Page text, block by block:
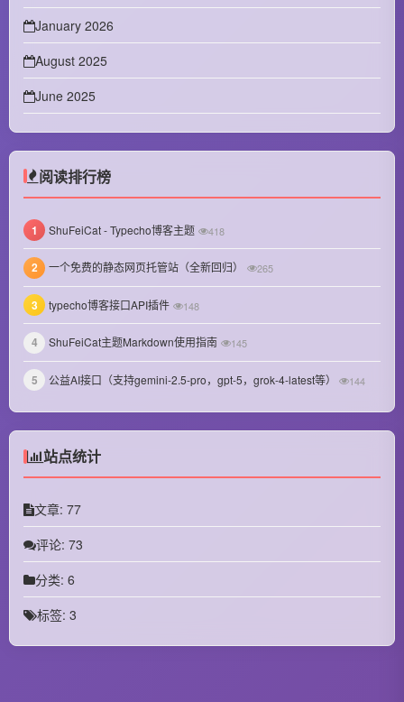
January 2026
August 2025
June 2025
April 2025
February 2025
January 2025
December 2024
November 2024
October 2024
September 2024
August 2024
July 2024
June 2024
May 2024
April 2024
March 2024
October 2023
September 2023
阅读排行榜
1 ShuFeiCat - Typecho博客主题 418
2 一个免费的静态网页托管站（全新回归） 265
3 typecho博客接口API插件 148
4 ShuFeiCat主题Markdown使用指南 145
5 公益AI接口（支持gemini-2.5-pro，gpt-5，grok-4-latest等） 144
站点统计
文章: 77
评论: 73
分类: 6
标签: 3